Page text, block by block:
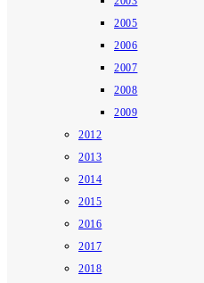
2005
2006
2007
2008
2009
2012
2013
2014
2015
2016
2017
2018